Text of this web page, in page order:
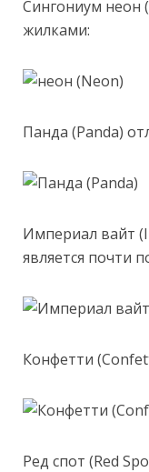
Сингониум неон
жилками:
Панда (Panda)
Империал вайт
является почти
Конфетти
Ред спот (Red